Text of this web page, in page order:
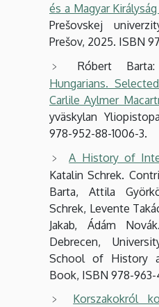
és a Magyar
Prešovskej
Prešov, 2025. ISBN
Róbert
Hungarians.
Carlile Aylmer
yväskylan
978-952-88-1006-3.
A History of
Katalin Schrek.
Barta, Attila
Schrek, Levente
Jakab, Ádám
Debrecen,
School of History
Book, ISBN 978-
Korszakokról